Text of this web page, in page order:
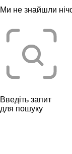
Ми не знайшли
Введіть запит
для пошуку